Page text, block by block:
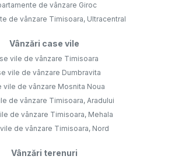
de vânzare Giroc
de vânzare Timisoara, Ultracentral
Vânzări case vile
vile de vânzare Timisoara
vile de vânzare Dumbravita
vile de vânzare Mosnita Noua
de vânzare Timisoara, Aradului
de vânzare Timisoara, Mehala
de vânzare Timisoara, Nord
Vânzări terenuri